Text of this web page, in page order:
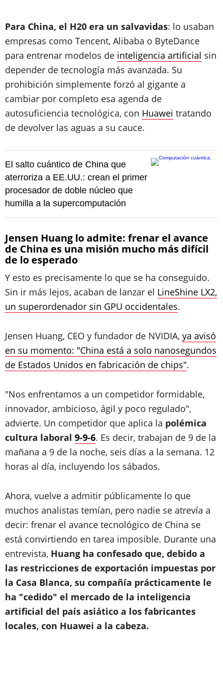
Para China, el H20 era un salvavidas: lo usaban
empresas como Tencent, Alibaba o ByteDance
para entrenar modelos de inteligencia artificial sin
depender de tecnología más avanzada. Su
prohibición simplemente forzó al gigante a
cambiar por completo esa agenda de
autosuficiencia tecnológica, con Huawei tratando
de devolver las aguas a su cauce.
El salto cuántico de China que
aterroriza a EE.UU.: crean el primer
procesador de doble núcleo que
humilla a la supercomputación
Jensen Huang lo admite: frenar el avance
de China es una misión mucho más difícil
de lo esperado
Y esto es precisamente lo que se ha conseguido.
Sin ir más lejos, acaban de lanzar el LineShine LX2,
un superordenador sin GPU occidentales.
Jensen Huang, CEO y fundador de NVIDIA, ya avisó
en su momento: "China está a solo nanosegundos
de Estados Unidos en fabricación de chips".
"Nos enfrentamos a un competidor formidable,
innovador, ambicioso, ágil y poco regulado",
advierte. Un competidor que aplica la polémica
cultura laboral 9-9-6. Es decir, trabajan de 9 de la
mañana a 9 de la noche, seis días a la semana. 12
horas al día, incluyendo los sábados.
Ahora, vuelve a admitir públicamente lo que
muchos analistas temían, pero nadie se atrevía a
decir: frenar el avance tecnológico de China se
está convirtiendo en tarea imposible. Durante una
entrevista, Huang ha confesado que, debido a
las restricciones de exportación impuestas por
la Casa Blanca, su compañía prácticamente le
ha "cedido" el mercado de la inteligencia
artificial del país asiático a los fabricantes
locales, con Huawei a la cabeza.